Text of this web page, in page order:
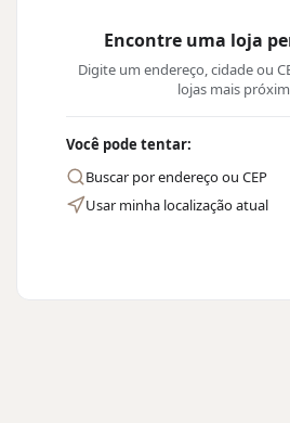
Encontre uma loja
Digite um endereço, cidade ou
lojas mais
Você pode tentar:
Buscar por endereço ou CEP
Usar minha localização atual